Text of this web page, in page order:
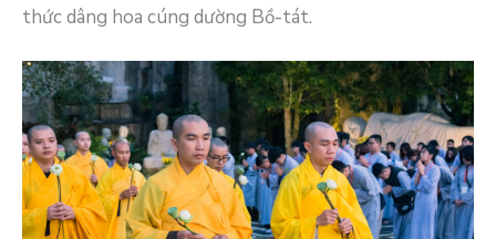
thức dâng hoa cúng dường Bồ-tát.